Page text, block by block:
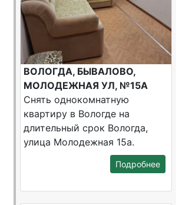
ВОЛОГДА, БЫВАЛОВО,
МОЛОДЕЖНАЯ УЛ, №15А
Снять однокомнатную
квартиру в Вологде на
длительный срок Вологда,
улица Молодежная 15а.
Подробнее